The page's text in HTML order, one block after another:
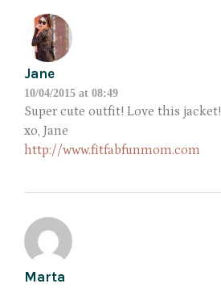
Jane
10/04/2015 at 08:49
Super cute outfit! Love this jacket!
xo, Jane
http://www.fitfabfunmom.com
Marta